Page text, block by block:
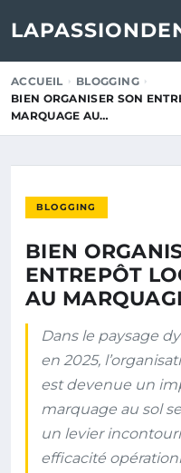
ACCUEIL
BLOGGING
BIEN ORGANISER SON
MARQUAGE AU…
BLOGGING
BIEN
ENTREPÔT
AU
Dans le paysage
en 2025,
est devenue un
marquage au sol
un levier
efficacité